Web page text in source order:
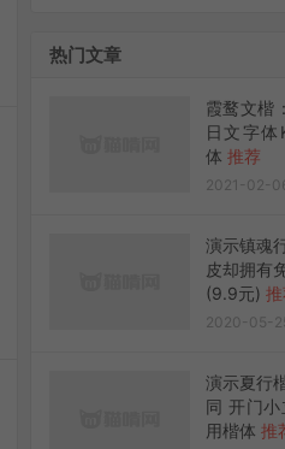
热门文章
霞鹜文楷
日文字体
体 推荐
2021-02-
演示镇魂
皮却拥有
(9.9元)
2020-05-
演示夏行
同 开门
用楷体 推